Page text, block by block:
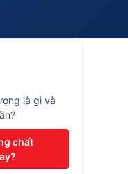
là gì và
chất